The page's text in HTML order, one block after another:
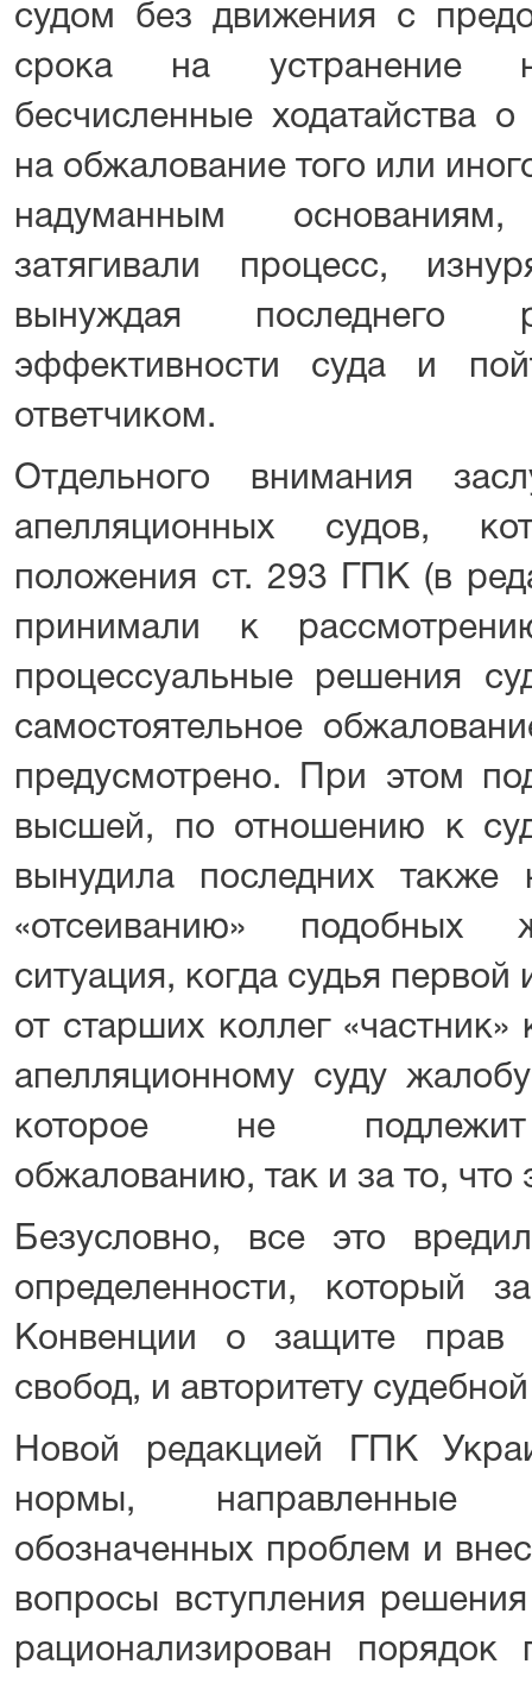
судом без движения с
срока на устранение
бесчисленные ходатайства
на обжалование того или
надуманным
затягивали процесс,
вынуждая последнего
эффективности суда и
ответчиком.
Отдельного внимания
апелляционных судов,
положения ст. 293 ГПК (в
принимали к
процессуальные решения
самостоятельное
предусмотрено. При этом
высшей, по отношению к
вынудила последних
«отсеиванию» подобных
ситуация, когда судья первой
от старших коллег «частник»
апелляционному суду
которое не подлежит
обжалованию, так и за то, что
Безусловно, все это
определенности, который
Конвенции о защите прав
свобод, и авторитету
Новой редакцией ГПК
нормы, направленные
обозначенных проблем и
вопросы вступления
рационализирован порядок